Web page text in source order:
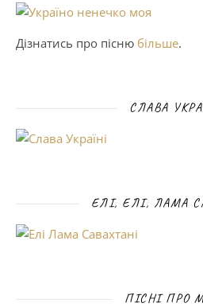
Дізнатись про пісню більше.
СЛАВА
ЕЛІ, ЕЛІ, ЛАМА
ПІСНІ ПРО